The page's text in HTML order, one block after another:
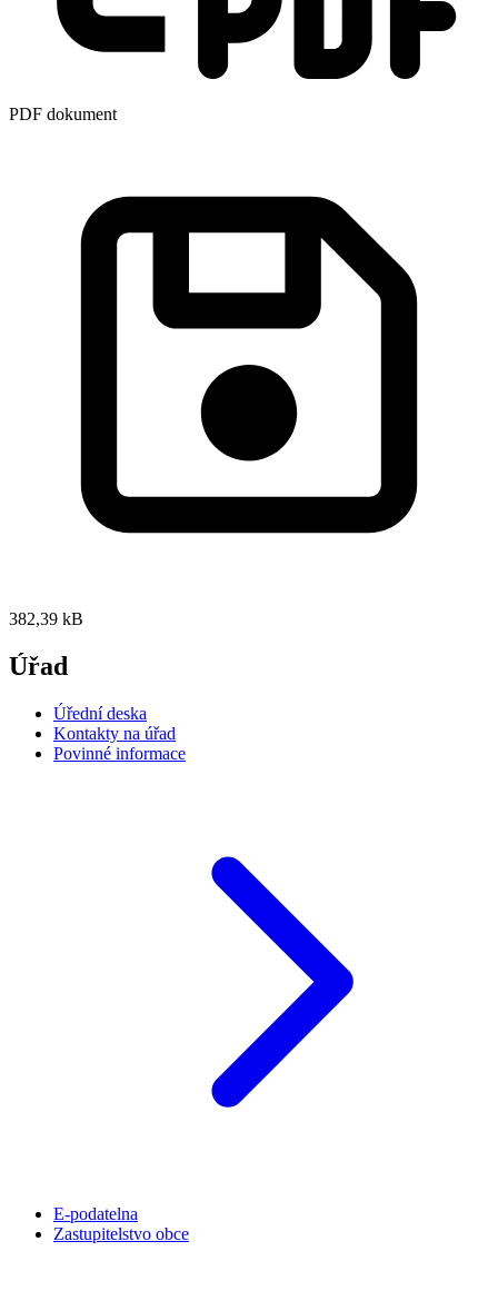
PDF dokument
382,39 kB
Úřad
Úřední deska
Kontakty na úřad
Povinné informace
E-podatelna
Zastupitelstvo obce